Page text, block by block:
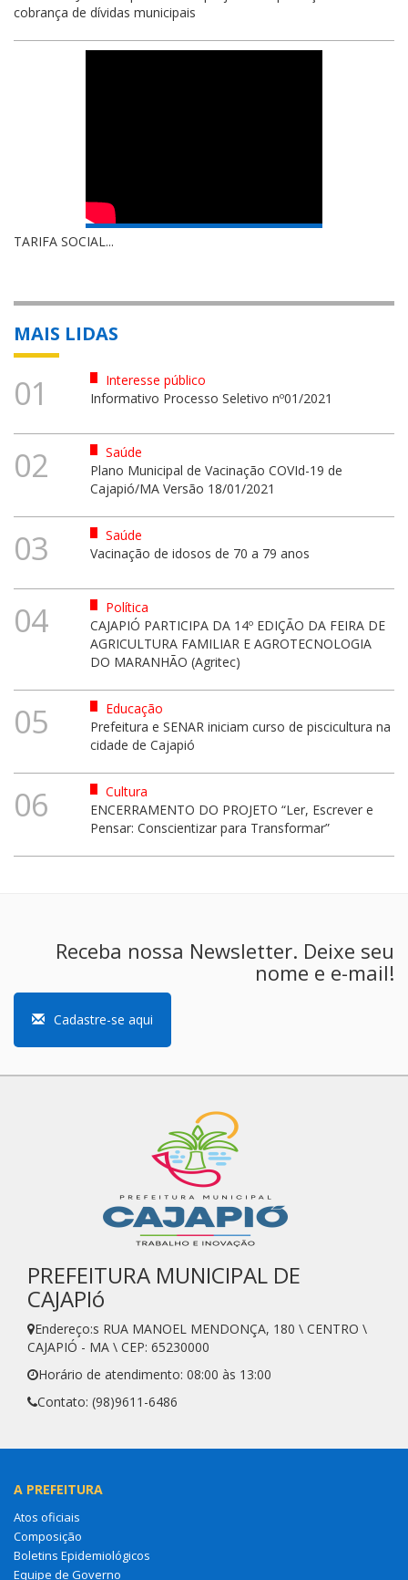
cobrança de dívidas municipais
TARIFA SOCIAL...
MAIS LIDAS
01
Interesse público
Informativo Processo Seletivo nº01/2021
02
Saúde
Plano Municipal de Vacinação COVId-19 de
Cajapió/MA Versão 18/01/2021
03
Saúde
Vacinação de idosos de 70 a 79 anos
04
Política
CAJAPIÓ PARTICIPA DA 14º EDIÇÃO DA FEIRA DE
AGRICULTURA FAMILIAR E AGROTECNOLOGIA
DO MARANHÃO (Agritec)
05
Educação
Prefeitura e SENAR iniciam curso de piscicultura na
cidade de Cajapió
06
Cultura
ENCERRAMENTO DO PROJETO “Ler, Escrever e
Pensar: Conscientizar para Transformar”
Receba nossa Newsletter. Deixe seu
nome e e-mail!
Cadastre-se aqui
PREFEITURA MUNICIPAL DE
CAJAPIó
Endereço:s RUA MANOEL MENDONÇA, 180 \ CENTRO \
CAJAPIÓ - MA \ CEP: 65230000
Horário de atendimento: 08:00 às 13:00
Contato: (98)9611-6486
A PREFEITURA
Atos oficiais
Composição
Boletins Epidemiológicos
Equipe de Governo